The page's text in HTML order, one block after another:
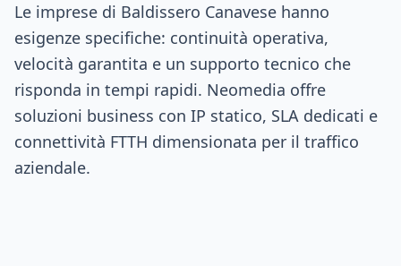
Le imprese di Baldissero Canavese hanno
esigenze specifiche: continuità operativa,
velocità garantita e un supporto tecnico che
risponda in tempi rapidi. Neomedia offre
soluzioni business con IP statico, SLA dedicati e
connettività FTTH dimensionata per il traffico
aziendale.